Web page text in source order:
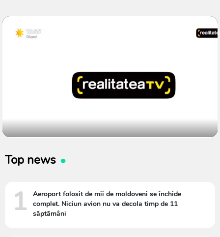
Top news
1
Aeroport folosit de mii de moldoveni se închide
complet. Niciun avion nu va decola timp de 11
săptămâni